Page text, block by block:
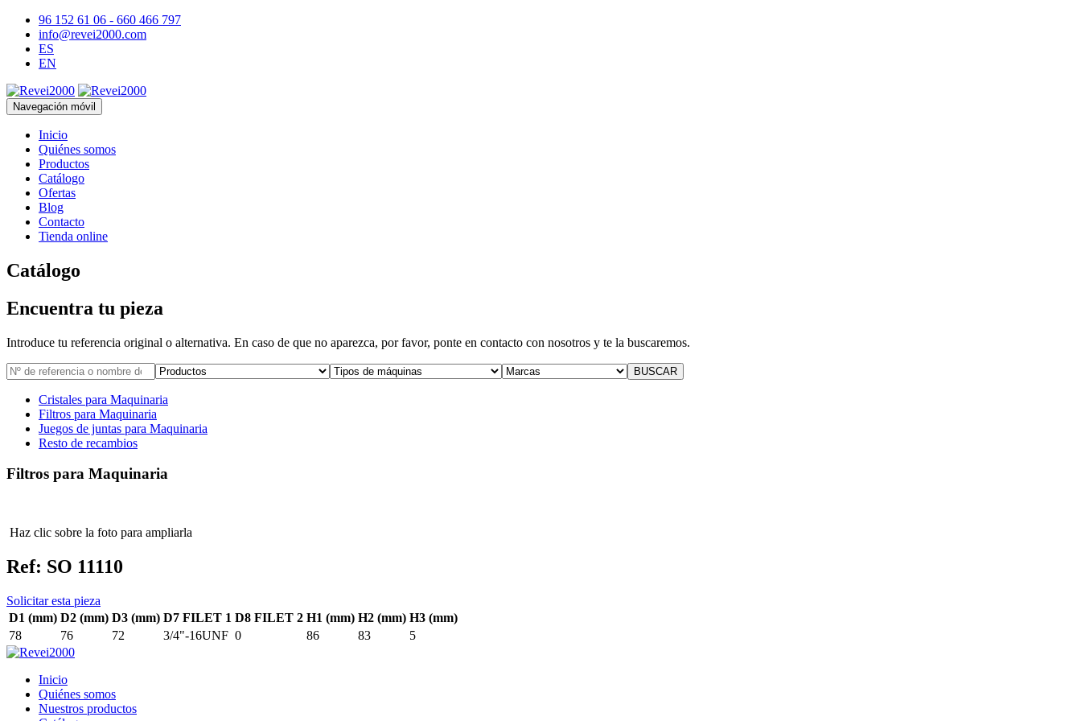
96 152 61 06 - 660 466 797
info@revei2000.com
ES
EN
Navegación móvil
Inicio
Quiénes somos
Productos
Catálogo
Ofertas
Blog
Contacto
Tienda online
Catálogo
Encuentra tu pieza
Introduce tu referencia original o alternativa. En caso de que no aparezca, por favor, ponte en contacto con nosotros y te la buscaremos.
Cristales para Maquinaria
Filtros para Maquinaria
Juegos de juntas para Maquinaria
Resto de recambios
Filtros para Maquinaria
Haz clic sobre la foto para ampliarla
Ref: SO 11110
Solicitar esta pieza
D1 (mm) D2 (mm) D3 (mm) D7 FILET 1 D8 FILET 2 H1 (mm) H2 (mm) H3 (mm)
78
76 72 3/4"-16UNF 0 86 83 5
Inicio
Quiénes somos
Nuestros productos